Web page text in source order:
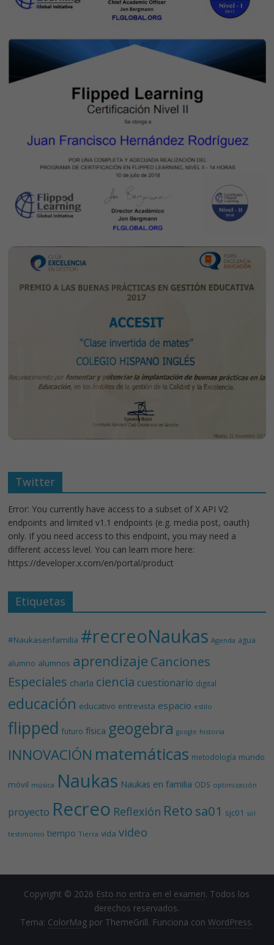
Twitter
Error: You currently have access to a subset of X API V2
endpoints and limited v1.1 endpoints (e.g. media post, oauth)
only. If you need access to this endpoint, you may need a
different access level. You can learn more here:
https://developer.x.com/en/portal/product
Etiquetas
#Naukasenfamilia #recreoNaukas Agenda agua
alumno alumnos aprendizaje Canciones
Especiales charla ciencia cuestionario digital
educación educativo entrevista espacio estilo
flipped futuro física geogebra google historia
INNOVACIÓN matemáticas metodología mundo
móvil música Naukas Naukas en familia ODS optimización
proyecto Recreo Reflexión Reto sa01 sjc01 sol
testimonio tiempo Tierra vida video
Copyright © 2026 Esto no entra en el examen. Todos los
derechos reservados.
Tema: ColorMag por ThemeGrill. Funciona conWordPress.